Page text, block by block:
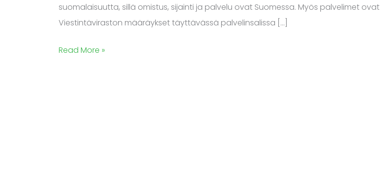
suomalaisuutta, sillä omistus, sijainti ja palvelu ovat Suomessa. Myös palvelimet ovat
Viestintäviraston määräykset täyttävässä palvelinsalissa […]
Read More »